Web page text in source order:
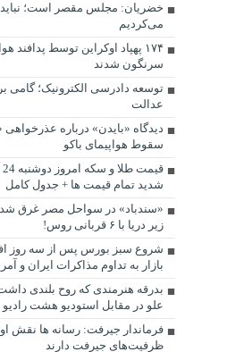
خضریان: مجلس مقصر است؛ نباید
می‌کردیم
۱۷۴ پهپاد اوکراین توسط پدافند
سرنگون شدند
توسعه دادرسی الکترونیک؛ گامی
عدالت
دیدگاه «بایدن» درباره عذرخواهی
سقوط هواپیمای باکو
شدید تمام قیمت ها + جدول کامل
«سندباد» در سواحل مصر غرق
زیر دریا با ۶ قربانی روس!
شروع سبز بورس پس از سه روز
بازار به تداوم مذاکرات ایران و
بدرقه هنرمندی که روح بلندی
علو در مقابل استودیو هشت رادیو
فرماندار جیرفت: رسانه ‌ها نقش
ظرفیت‌های جیرفت دارند